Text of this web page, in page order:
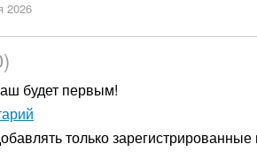
2026
будет первым!
толькозарегистрированные